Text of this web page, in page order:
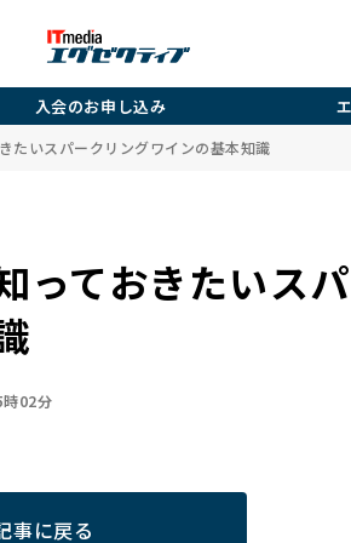
入会のお申し込み
たいスパークリングワインの基本知識
っておきたいス
02分
事に戻る